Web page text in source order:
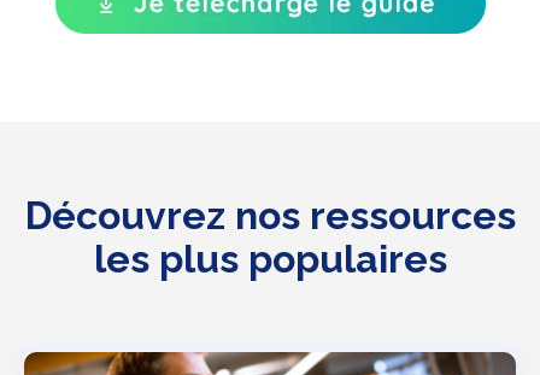
Découvrez nos ressources
les plus populaires